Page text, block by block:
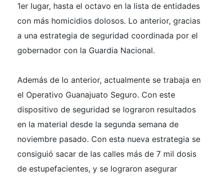
1er lugar, hasta el octavo en la lista de entidades
con más homicidios dolosos. Lo anterior, gracias
a una estrategia de seguridad coordinada por el
gobernador con la Guardia Nacional.
Además de lo anterior, actualmente se trabaja en
el Operativo Guanajuato Seguro. Con este
dispositivo de seguridad se lograron resultados
en la material desde la segunda semana de
noviembre pasado. Con esta nueva estrategia se
consiguió sacar de las calles más de 7 mil dosis
de estupefacientes, y se lograron asegurar